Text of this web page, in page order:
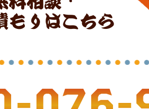
もりはこちら